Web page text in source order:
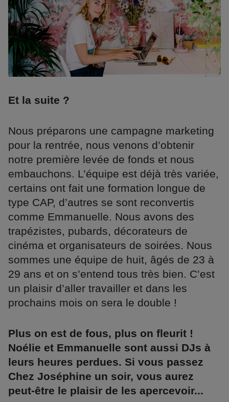
Et la suite ?
Nous préparons une campagne marketing
pour la rentrée, nous venons d’obtenir
notre première levée de fonds et nous
embauchons. L’équipe est déjà très variée,
certains ont fait une formation longue de
type CAP, d’autres se sont reconvertis
comme Emmanuelle. Nous avons des
trapézistes, pubards, décorateurs de
cinéma et organisateurs de soirées. Nous
sommes une équipe de huit, âgés de 23 à
29 ans et on s’entend tous très bien. C’est
un plaisir d’aller travailler et dans les
prochains mois on sera le double !
Plus on est de fous, plus on fleurit !
Noélie et Emmanuelle sont aussi DJs à
leurs heures perdues. Si vous passez
Chez Joséphine un soir, vous aurez
peut-être le plaisir de les apercevoir...